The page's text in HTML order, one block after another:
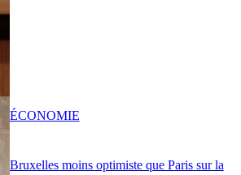
Bruxelles moins optimiste que Paris sur la
ÉCONOMIE